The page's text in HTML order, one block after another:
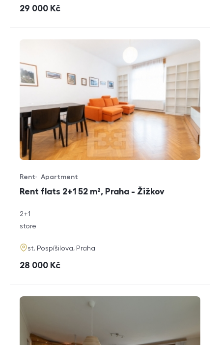
cena
29 000 Kč
Rent flats 2+1 52 m², Praha - Žižkov
Offer type
Rent
Property type
Apartment
rozměry
2+1
funkce
store
adresa
st. Pospíšilova, Praha
cena
28 000 Kč